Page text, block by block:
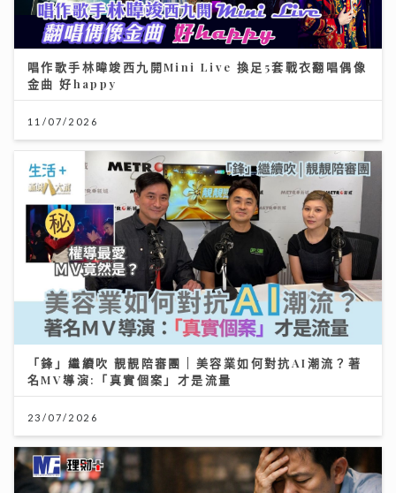
唱作歌手林暐竣西九開Mini Live 換足5套戰衣翻唱偶像
金曲 好happy
11/07/2026
「鋒」繼續吹 靚靚陪審團 | 美容業如何對抗AI潮流？著
名MV導演:「真實個案」才是流量
23/07/2026